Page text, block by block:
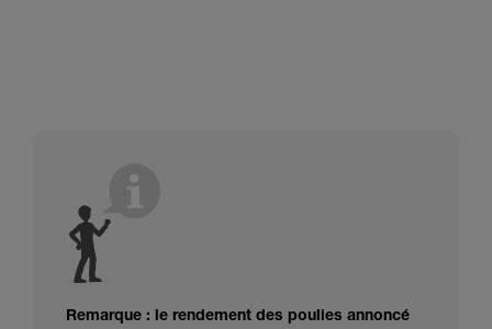
Remarque : le rendement des poulies annoncé